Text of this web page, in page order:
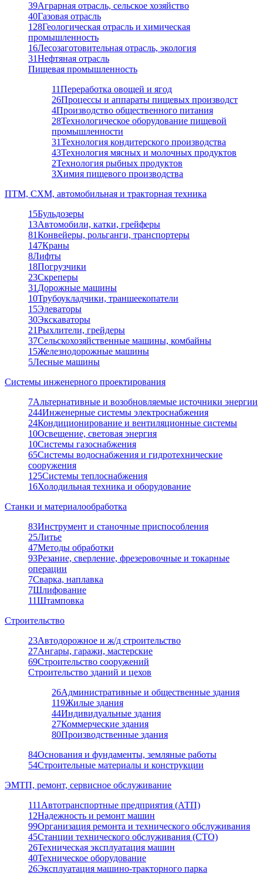
39Аграрная отрасль, сельское хозяйство
40Газовая отрасль
128Геологическая отрасль и химическая
промышленность
16Лесозаготовительная отрасль, экология
31Нефтяная отрасль
Пищевая промышленность
11Переработка овощей и ягод
26Процессы и аппараты пищевых производст
4Производство общественного питания
28Технологическое оборудование пищевой
промышленности
31Технология кондитерского производства
43Технология мясных и молочных продуктов
2Технология рыбных продуктов
3Химия пищевого производства
ПТМ, СХМ, автомобильная и тракторная техника
15Бульдозеры
13Автомобили, катки, грейферы
81Конвейеры, рольганги, транспортеры
147Краны
8Лифты
18Погрузчики
23Скреперы
31 Дорожные машины
10Трубоукладчики, траншеекопатели
15Элеваторы
30Экскаваторы
21Рыхлители, грейдеры
37Сельскохозяйственные машины, комбайны
15Железнодорожные машины
5Лесные машины
Системы инженерного проектирования
7Альтернативные и возобновляемые источники энергии
244Инженерные системы электроснабжения
24Кондиционирование и вентиляционные системы
10Освещение, световая энергия
10Системы газоснабжения
65Системы водоснабжения и гидротехнические
сооружения
125Системы теплоснабжения
16Холодильная техника и оборудование
Станки и материалообработка
83Инструмент и станочные приспособления
25Литье
47Методы обработки
93Резание, сверление, фрезеровочные и токарные
операции
7Сварка, наплавка
7Шлифование
11Штамповка
Строительство
23Автодорожное и ж/д строительство
27Ангары, гаражи, мастерские
69Строительство сооружений
Строительство зданий и цехов
26Административные и общественные здания
119Жилые здания
44Индивидуальные здания
27Коммерческие здания
80Производственные здания
84Основания и фундаменты, земляные работы
54Строительные материалы и конструкции
ЭМТП, ремонт, сервисное обслуживание
111 Автотранспортные предприятия (АТП)
12Надежность и ремонт машин
99Организация ремонта и технического обслуживания
45Станции технического обслуживания (СТО)
26Техническая эксплуатация машин
40Техническое оборудование
26Эксплуатация машино-тракторного парка